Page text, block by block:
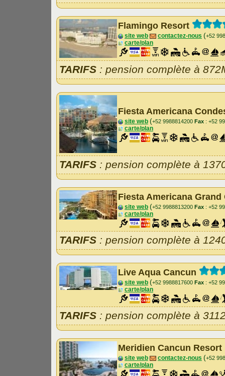
Flamingo Resort
site web contactez-nous (+52
carte/plan
TARIFS : pension complète à
Fiesta Americana
site web (+52 9988814200 Fax : +52
carte/plan
TARIFS : pension complète à
Fiesta Americana
site web (+52 9988813200 Fax : +52
carte/plan
TARIFS : pension complète à
Live Aqua Cancun
site web (+52 9988817600 Fax : +52
carte/plan
TARIFS : pension complète à
Meridien Cancun Resort
site web contactez-nous (+52
carte/plan